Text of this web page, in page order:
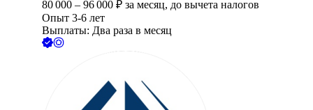
80 000 – 96 000 ₽ за месяц, до вычета налогов
Опыт 3-6 лет
Выплаты: Два раза в месяц